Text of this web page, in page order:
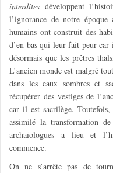
interdites développent
l’ignorance de notre
humains ont construit des
d’en-bas qui leur fait peur car
désormais que les prêtres
L’ancien monde est malgré
dans les eaux sombres et
récupérer des vestiges de
car il est sacrilège.
assimilé la transformation
archaïologues a lieu et
commence.
On ne s’arrête pas de